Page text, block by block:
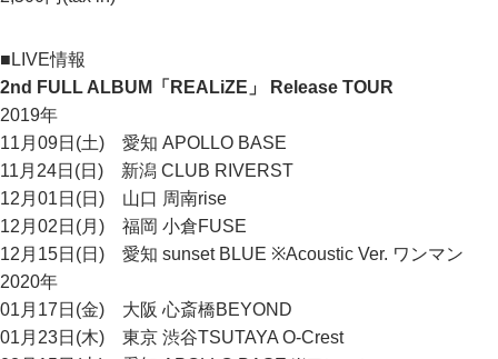
■LIVE情報
2nd FULL ALBUM「REALiZE」 Release TOUR
2019年
11月09日(土) 愛知 APOLLO BASE
11月24日(日) 新潟 CLUB RIVERST
12月01日(日) 山口 周南rise
12月02日(月) 福岡 小倉FUSE
12月15日(日) 愛知 sunset BLUE ※Acoustic Ver. ワンマン
2020年
01月17日(金) 大阪 心斎橋BEYOND
01月23日(木) 東京 渋谷TSUTAYA O-Crest